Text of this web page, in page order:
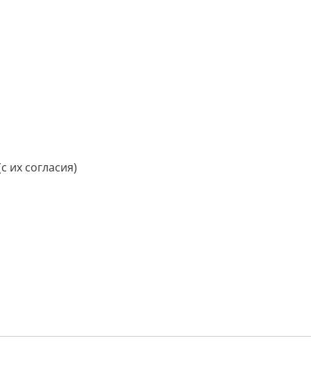
их согласия)